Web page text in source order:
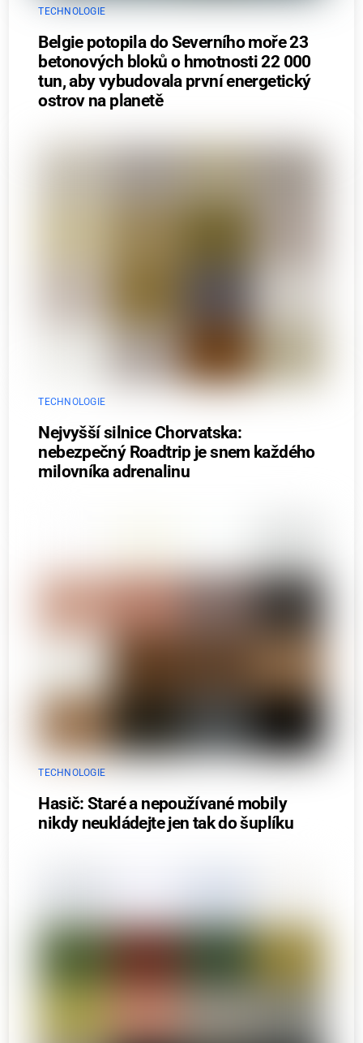
TECHNOLOGIE
Belgie potopila do Severního moře 23
betonových bloků o hmotnosti 22 000
tun, aby vybudovala první energetický
ostrov na planetě
TECHNOLOGIE
Nejvyšší silnice Chorvatska:
nebezpečný Roadtrip je snem každého
milovníka adrenalinu
TECHNOLOGIE
Hasič: Staré a nepoužívané mobily
nikdy neukládejte jen tak do šuplíku